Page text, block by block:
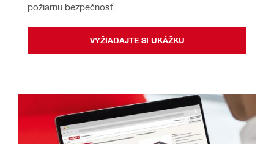
požiarnu bezpečnosť.
VYŽIADAJTE SI UKÁŽKU